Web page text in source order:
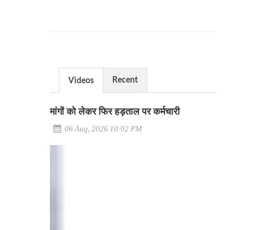
Videos Recent
मांगों को लेकर फिर हड़ताल पर कर्मचारी
06 Aug, 2026 10:02 PM